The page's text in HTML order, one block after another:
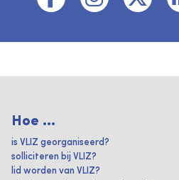
Hoe ...
is VLIZ georganiseerd?
solliciteren bij VLIZ?
lid worden van VLIZ?